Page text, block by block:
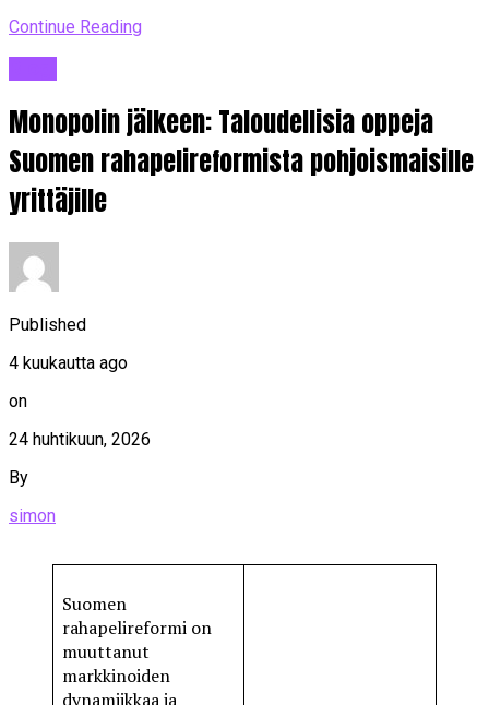
Continue Reading
Monopolin jälkeen: Taloudellisia oppeja
Suomen rahapelireformista pohjoismaisille
yrittäjille
Published
4 kuukautta ago
on
24 huhtikuun, 2026
By
simon
Suomen
rahapelireformi on
muuttanut
markkinoiden
dynamiikkaa ja